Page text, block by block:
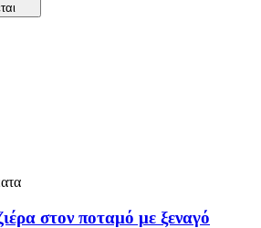
στον ποταμό με ξεναγό